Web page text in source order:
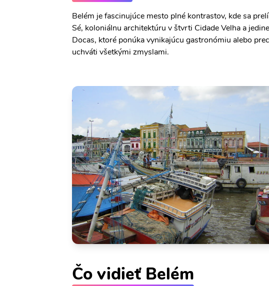
Belém je fascinujúce mesto plné kontrastov, kde sa
Sé, koloniálnu architektúru v štvrti Cidade Velha a
Docas, ktoré ponúka vynikajúcu gastronómiu alebo
uchváti všetkými zmyslami.
Čo vidieť Belém